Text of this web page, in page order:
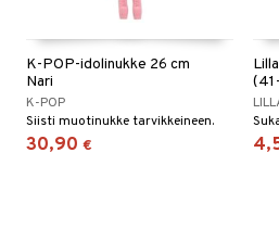
K-POP-idolinukke 26 cm
Nari
K-POP
Siisti muotinukke tarvikkeineen.
30,90 €